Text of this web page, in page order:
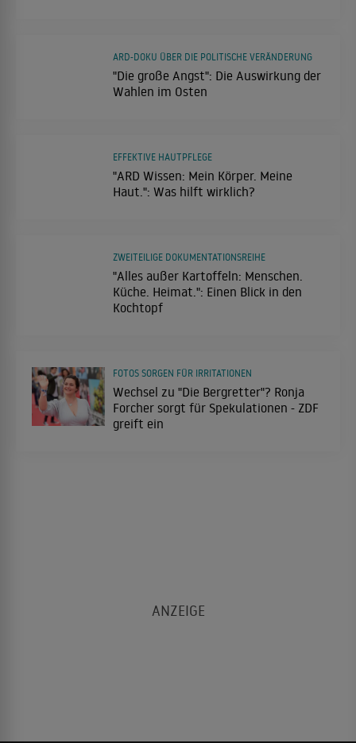
"Die große Angst": Die Auswirkung der
Wahlen im Osten
ARD-DOKU ÜBER DIE POLITISCHE VERÄNDERUNG
"ARD Wissen: Mein Körper. Meine
Haut.": Was hilft wirklich?
EFFEKTIVE HAUTPFLEGE
"Alles außer Kartoffeln: Menschen.
Küche. Heimat.": Einen Blick in den
Kochtopf
ZWEITEILIGE DOKUMENTATIONSREIHE
Wechsel zu "Die Bergretter"? Ronja
Forcher sorgt für Spekulationen - ZDF
greift ein
FOTOS SORGEN FÜR IRRITATIONEN